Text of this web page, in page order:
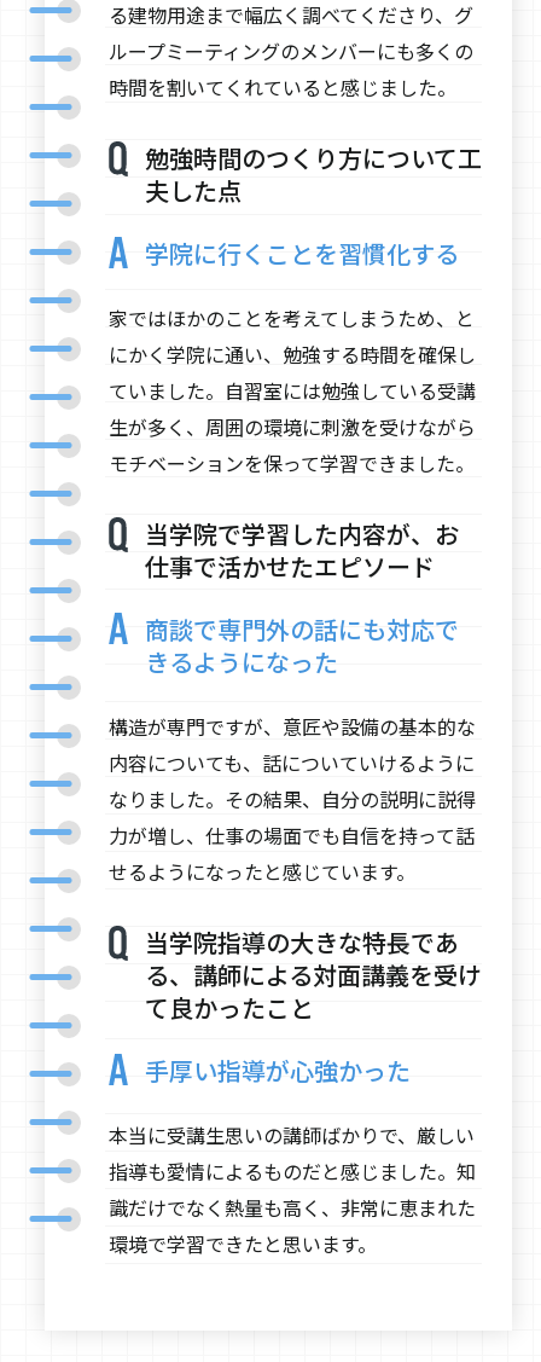
る建物用途まで幅広く調べてくださり、グ
ループミーティングのメンバーにも多くの
時間を割いてくれていると感じました。
勉強時間のつくり方について工
夫した点
学院に行くことを習慣化する
家ではほかのことを考えてしまうため、と
にかく学院に通い、勉強する時間を確保し
ていました。自習室には勉強している受講
生が多く、周囲の環境に刺激を受けながら
モチベーションを保って学習できました。
当学院で学習した内容が、お
仕事で活かせたエピソード
商談で専門外の話にも対応で
きるようになった
構造が専門ですが、意匠や設備の基本的な
内容についても、話についていけるように
なりました。その結果、自分の説明に説得
力が増し、仕事の場面でも自信を持って話
せるようになったと感じています。
当学院指導の大きな特長であ
る、講師による対面講義を受け
て良かったこと
手厚い指導が心強かった
本当に受講生思いの講師ばかりで、厳しい
指導も愛情によるものだと感じました。知
識だけでなく熱量も高く、非常に恵まれた
環境で学習できたと思います。